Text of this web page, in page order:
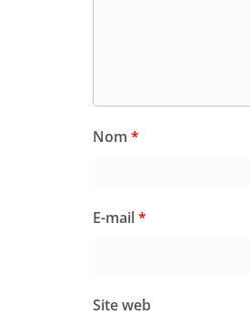
Nom *
E-mail*
Site web